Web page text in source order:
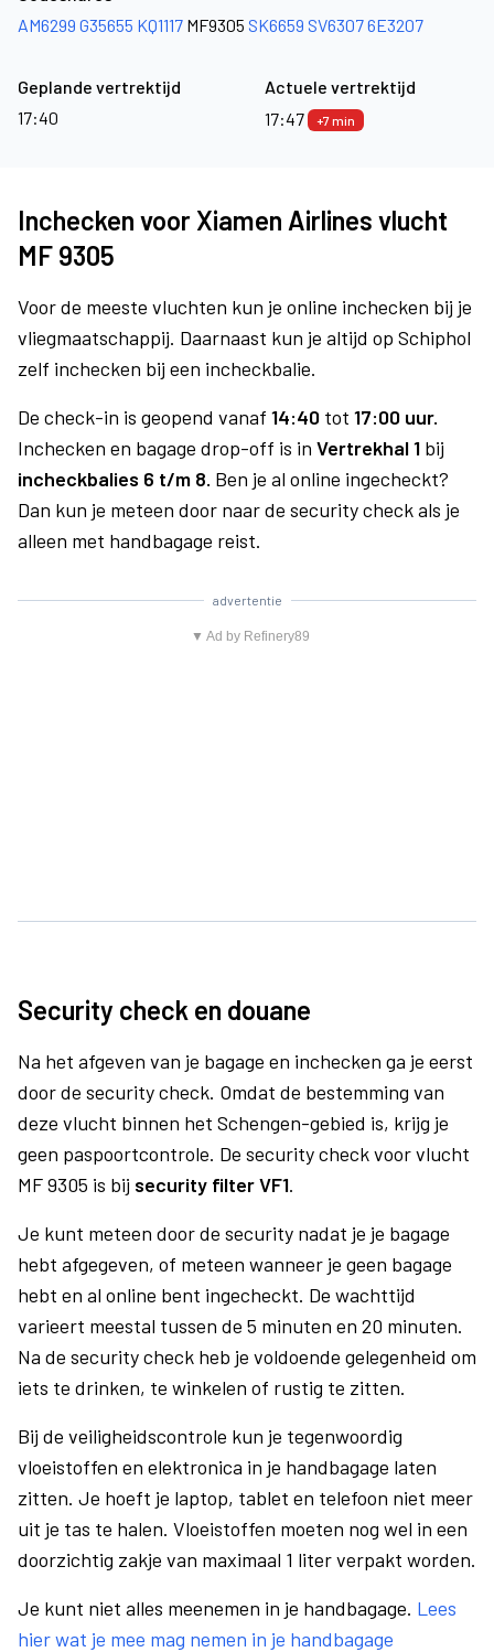
AM6299 G35655 KQ1117 MF9305 SK6659 SV63076E3207
Geplande vertrektijd
17:40
Actuele vertrektijd
17:47
+7 min
Inchecken voor Xiamen Airlines vlucht
MF 9305
Voor de meeste vluchten kun je online inchecken bij je
vliegmaatschappij. Daarnaast kun je altijd op Schiphol
zelf inchecken bij een incheckbalie.
De check-in is geopend vanaf 14:40 tot 17:00 uur.
Inchecken en bagage drop-off is in Vertrekhal 1 bij
incheckbalies 6 t/m 8. Ben je al online ingecheckt?
Dan kun je meteen door naar de security check als je
alleen met handbagage reist.
advertentie
▼ Ad by Refinery89
Security check en douane
Na het afgeven van je bagage en inchecken ga je eerst
door de security check. Omdat de bestemming van
deze vlucht binnen het Schengen-gebied is, krijg je
geen paspoortcontrole. De security check voor vlucht
MF 9305 is bij security filter VF1.
Je kunt meteen door de security nadat je je bagage
hebt afgegeven, of meteen wanneer je geen bagage
hebt en al online bent ingecheckt. De wachttijd
varieert meestal tussen de 5 minuten en 20 minuten.
Na de security check heb je voldoende gelegenheid om
iets te drinken, te winkelen of rustig te zitten.
Bij de veiligheidscontrole kun je tegenwoordig
vloeistoffen en elektronica in je handbagage laten
zitten. Je hoeft je laptop, tablet en telefoon niet meer
uit je tas te halen. Vloeistoffen moeten nog wel in een
doorzichtig zakje van maximaal 1 liter verpakt worden.
Je kunt niet alles meenemen in je handbagage. Lees
hier wat je mee mag nemen in je handbagage